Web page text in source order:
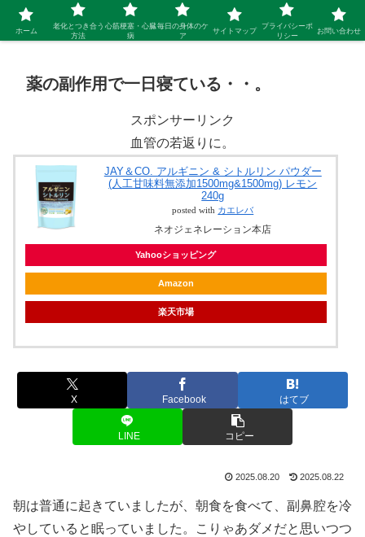
シニア 新しい人生を開拓するブログ
薬の副作用で一日寝ている・・。
スポンサーリンク
血管の若返りに。
JAY＆CO. アルギニン & シトルリン パウダー
(人工甘味料無添加1500mg&1500mg) レモン
240g
posted with カエレバ
ネオジェネレーション本店
Yahooショッピング
Amazon
楽天市場
X Facebook はてブ
LINE コピー
2025.08.20 2025.08.22
朝は普通に起きていましたが、朝食を食べて、副鼻腔を冷
やしていると眠っていました。こりゃあダメだと思いつつ
ホーム
老化とつき合う
方法
心筋梗塞・心臓
病
毎日の身体のケ
ア
サイトマップ
プライバシーポ
リシー
お問い合わせ